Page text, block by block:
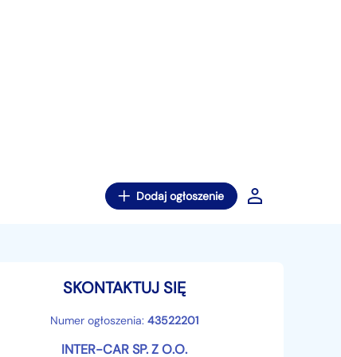
Dodaj ogłoszenie
SKONTAKTUJ SIĘ
Numer ogłoszenia: 43522201
INTER-CAR SP. Z O.O.